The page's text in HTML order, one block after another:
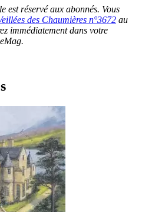
est réservé aux abonnés. Vous
des Chaumières n°3672 au
immédiatement dans votre